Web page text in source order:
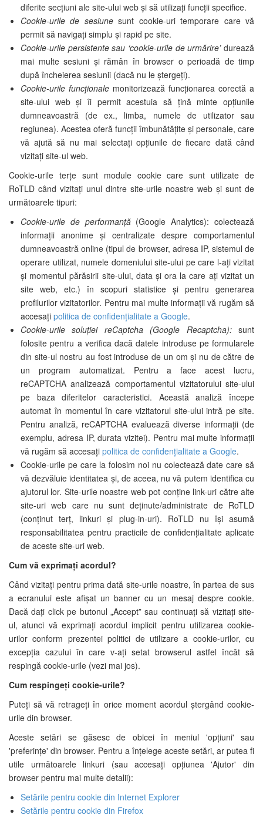
diferite secțiuni ale site-ului web și să utilizați funcții specifice.
Cookie-urile de sesiunesunt cookie-uri temporare care vă
permit să navigați simplu și rapid pe site.
Cookie-urile persistente sau ‘cookie-urile de urmărire’durează
mai multe sesiuni și rămân în browser o perioadă de timp
după încheierea sesiunii (dacă nu le ștergeți).
Cookie-urile funcționale monitorizează funcționarea corectă a
site-ului web și îi permit acestuia să țină minte opțiunile
dumneavoastră (de ex., limba, numele de utilizator sau
regiunea). Acestea oferă funcții îmbunătățite și personale, care
vă ajută să nu mai selectați opțiunile de fiecare dată când
vizitați site-ul web.
Cookie-urile terțe sunt module cookie care sunt utilizate de
RoTLD când vizitați unul dintre site-urile noastre web și sunt de
următoarele tipuri:
Cookie-urile de performanță(Google Analytics): colectează
informații anonime și centralizate despre comportamentul
dumneavoastră online (tipul de browser, adresa IP, sistemul de
operare utilizat, numele domeniului site-ului pe care l-ați vizitat
și momentul părăsirii site-ului, data și ora la care ați vizitat un
site web, etc.) în scopuri statistice și pentru generarea
profilurilor vizitatorilor. Pentru mai multe informații vă rugăm să
accesați politica de confidențialitate a Google.
Cookie-urile soluției reCaptcha (Google Recaptcha): sunt
folosite pentru a verifica dacă datele introduse pe formularele
din site-ul nostru au fost introduse de un om și nu de către de
un program automatizat. Pentru a face acest lucru,
reCAPTCHA analizează comportamentul vizitatorului site-ului
pe baza diferitelor caracteristici. Această analiză începe
automat în momentul în care vizitatorul site-ului intră pe site.
Pentru analiză, reCAPTCHA evaluează diverse informații (de
exemplu, adresa IP, durata vizitei). Pentru mai multe informații
vă rugăm să accesați politica de confidențialitate a Google.
Cookie-urile pe care la folosim noi nu colectează date care să
vă dezvăluie identitatea și, de aceea, nu vă putem identifica cu
ajutorul lor. Site-urile noastre web pot conține link-uri către alte
site-uri web care nu sunt deținute/administrate de RoTLD
(conținut terț, linkuri și plug-in-uri). RoTLD nu își asumă
responsabilitatea pentru practicile de confidențialitate aplicate
de aceste site-uri web.
Cum vă exprimați acordul?
Când vizitați pentru prima dată site-urile noastre, în partea de sus
a ecranului este afișat un banner cu un mesaj despre cookie.
Dacă dați click pe butonul „Accept” sau continuați să vizitați site-
ul, atunci vă exprimați acordul implicit pentru utilizarea cookie-
urilor conform prezentei politici de utilizare a cookie-urilor, cu
excepția cazului în care v-ați setat browserul astfel încât să
respingă cookie-urile (vezi mai jos).
Cum respingeți cookie-urile?
Puteți să vă retrageți în orice moment acordul ștergând cookie-
urile din browser.
Aceste setări se găsesc de obicei în meniul 'opțiuni' sau
'preferințe' din browser. Pentru a înțelege aceste setări, ar putea fi
utile următoarele linkuri (sau accesați opțiunea 'Ajutor' din
browser pentru mai multe detalii):
Setările pentru cookie din Internet Explorer
Setările pentru cookie din Firefox